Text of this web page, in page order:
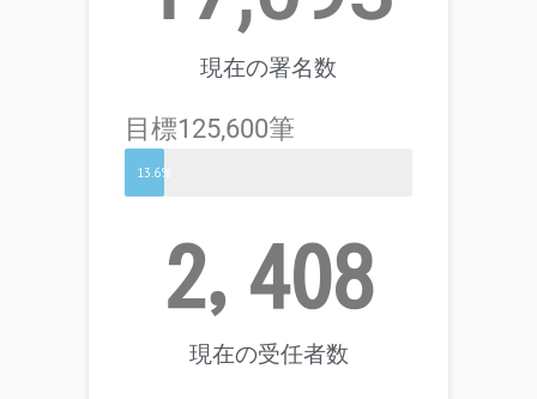
現在の署名数
目標125,600筆
13.6%
現在の受任者数
2,408